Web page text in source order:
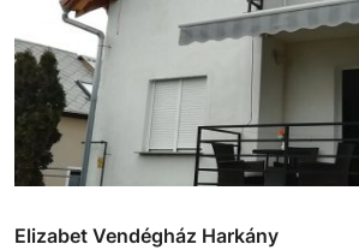
Elizabet Vendégház Harkány